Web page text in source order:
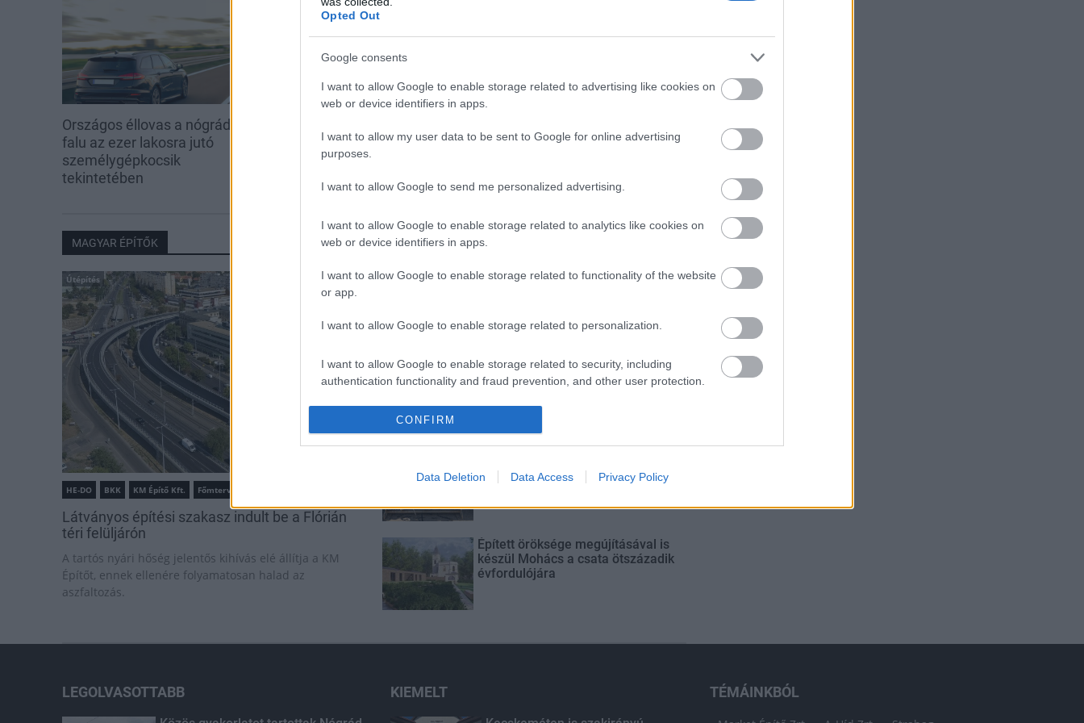
Opted Out
Google consents
I want to allow Google to enable storage related to advertising like cookies on
web or device identifiers in apps.
I want to allow my user data to be sent to Google for online advertising
purposes.
I want to allow Google to send me personalized advertising.
I want to allow Google to enable storage related to analytics like cookies on
web or device identifiers in apps.
I want to allow Google to enable storage related to functionality of the website
or app.
I want to allow Google to enable storage related to personalization.
I want to allow Google to enable storage related to security, including
authentication functionality and fraud prevention, and other user protection.
CONFIRM
Data Deletion Data Access Privacy Policy
Országos éllovas a nógrádi pici
falu az ezer lakosra jutó
személygépkocsik
tekintetében
is fejlesztette Salgótarján
legmagasabb figyelmeztetés
MAGYAR ÉPÍTŐK
Útépítés
HE-DO BKK KM Építő Kft. Főmterv Mérnöki Tervező Zrt.
Látványos építési szakasz indult be a Flórián
téri felüljárón
A tartós nyári hőség jelentős kihívás elé állítja a KM
Építőt, ennek ellenére folyamatosan halad az
aszfaltozás.
Paks II.: Mit jelent az 5. blokk új
Elkészült a Liszt Ferenc repülőtér
közelében lévő logisztikai bázis út-
Egyetlen, fél évszázados
vezetéken múlt Bicske vízellátása
Épített öröksége megújításával is
készül Mohács a csata ötszázadik
évfordulójára
LEGOLVASOTTABB KIEMELT TÉMÁINKBÓL